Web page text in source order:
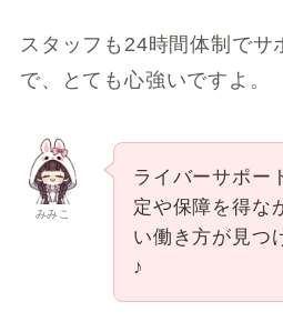
スタッフも24時間体制でサ
で、とても心強いですよ。
みみこ
ライバーサポー
定や保障を得な
い働き方が見つ
♪